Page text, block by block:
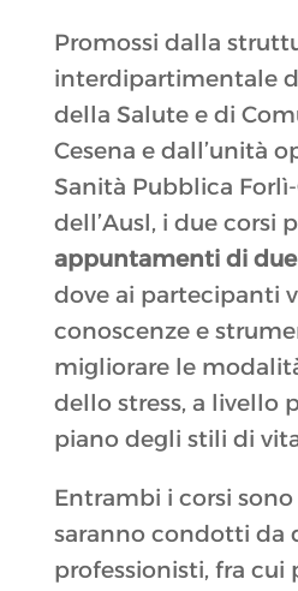
Promossi dalla
interdipartimentale
della Salute e di
Cesena e dall’unità
Sanità Pubblica Forlì-
dell’Ausl, i due corsi
appuntamenti di
dove ai partecipanti
conoscenze e
migliorare le
dello stress, a livello
piano degli stili di
Entrambi i corsi
saranno condotti da
professionisti, fra cui